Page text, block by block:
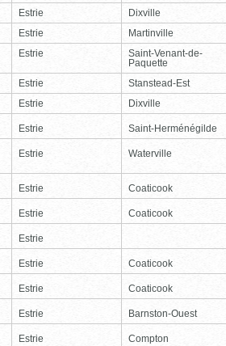
Estrie
Dixville
Estrie
Martinville
Estrie
Saint-Venant-de-
Paquette
Estrie
Stanstead-Est
Estrie Dixville
Estrie Saint-Herménégilde
Estrie Waterville
Estrie Coaticook
Estrie Coaticook
Estrie
Estrie Coaticook
Estrie Coaticook
Estrie Barnston-Ouest
Estrie Compton